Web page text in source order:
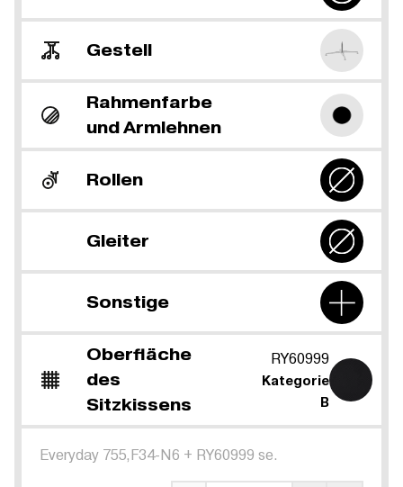
Gestell
Rahmenfarbe
und Armlehnen
Rollen
Gleiter
Sonstige
Oberfläche
des
Sitzkissens
RY60999
Kategorie
B
Everyday 755,F34-N6 + RY60999 se.